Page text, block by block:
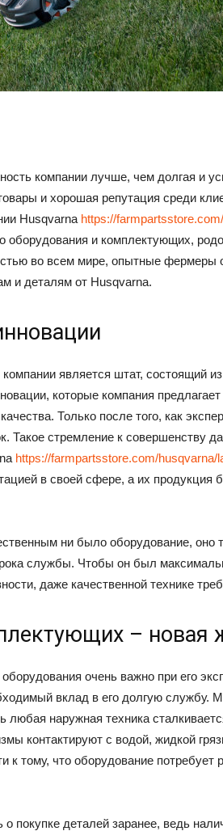
компании лучше, чем долгая и
и хорошая репутация среди
Husqvarna https://
оборудования и комплектующих,
во всем мире, опытные фермеры
и деталям от Husqvarna.
является штат, состоящий
которые компания
Только после того, как
Такое стремление к совершенству
https://farmpartsstore.com/husqvarna/
в своей сфере, а их продукция
ни было оборудование, оно
службы. Чтобы он был
даже качественной технике
– новая
очень важно при его
вклад в его долгую службу.
любая наружная техника
контактируют с водой, жидкой
к тому, что оборудование
покупке деталей заранее, ведь